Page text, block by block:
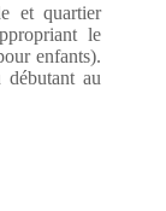
et quartier
le
enfants).
au